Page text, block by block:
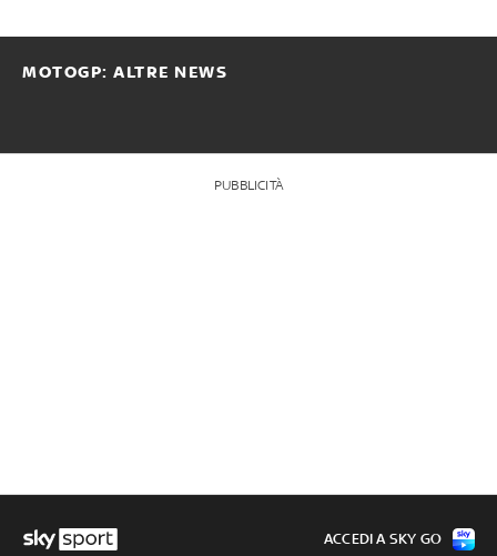
MOTOGP: ALTRE NEWS
PUBBLICITÀ
ACCEDI A SKY GO